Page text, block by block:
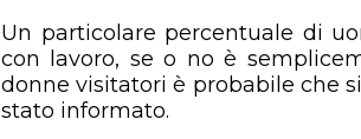
Un particolare percentuale di
con lavoro, se o no è
donne visitatori è probabile che
stato informato.